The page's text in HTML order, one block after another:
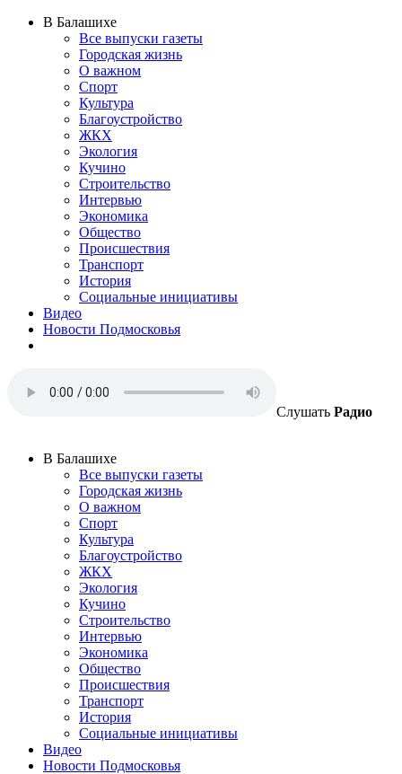
В Балашихе
Все выпуски газеты
Городская жизнь
О важном
Спорт
Культура
Благоустройство
ЖКХ
Экология
Кучино
Строительство
Интервью
Экономика
Общество
Происшествия
Транспорт
История
Социальные инициативы
Видео
Новости Подмосковья
Слушать Радио
В Балашихе
Все выпуски газеты
Городская жизнь
О важном
Спорт
Культура
Благоустройство
ЖКХ
Экология
Кучино
Строительство
Интервью
Экономика
Общество
Происшествия
Транспорт
История
Социальные инициативы
Видео
Новости Подмосковья